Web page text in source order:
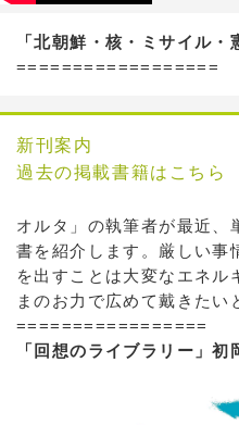
「北朝鮮・核・ミサイル・
==================
新刊案内
過去の掲載書籍はこちら
オルタ」の執筆者が最近、
書を紹介します。厳しい事
を出すことは大変なエネル
まのお力で広めて戴きたい
=================
「回想のライブラリー」初